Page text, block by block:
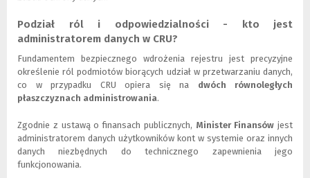
)
o
n
e
j
r
o
n
Podział ról i odpowiedzialności - kto jest
administratorem danych w CRU?
Fundamentem bezpiecznego wdrożenia rejestru jest precyzyjne
określenie ról podmiotów biorących udział w przetwarzaniu danych,
co w przypadku CRU opiera się na dwóch równoległych
płaszczyznach administrowania.
Zgodnie z ustawą o finansach publicznych, Minister Finansów jest
administratorem danych użytkowników kont w systemie oraz innych
danych niezbędnych do technicznego zapewnienia jego
funkcjonowania.